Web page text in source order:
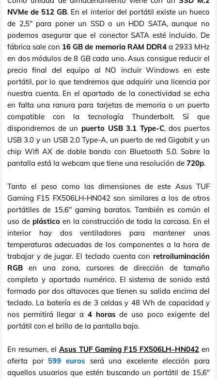
NVMe de 512 GB. En el interior del portátil existe un hueco
de 2,5" para poner un SSD o un HDD SATA, aunque no
podemos asegurar que el conector SATA esté incluido. De
fábrica sale con 16 GB de memoria RAM DDR4a 2933 MHz
en dos módulos de 8 GB cada uno. Asus consigue reducir el
precio final del equipo al NO incluir Windows en este
portátil, por lo que tendremos que adquirir una licencia por
nuestra cuenta. En el apartado de la conectividad se echa
en falta una ranura para tarjetas de memoria o un puerto
compatible con la tecnología Thunderbolt. Sí que
dispondremos de un puerto USB 3.1 Type-C, dos puertos
USB 3.0 y un USB 2.0 Type-A, un puerto de red Gigabit y un
chip Wifi AX de doble bando con Bluetooth 5.0. Sobre la
pantalla está la webcam que tiene una resolución de 720p.
Tanto el peso como las dimensiones de este Asus TUF
Gaming F15 FX506LH-HN042 son similares a los de otros
portátiles de 15,6" gaming baratos. También es común el
uso de plásticoen la construcción de toda la carcasa. En el
interior hay dos ventiladores para mantener unas
temperaturas adecuadas de los componentes a la hora de
trabajar y de jugar. El teclado cuenta con retroiluminación
RGB en una zona, cursores de dirección de tamaño
completo y apartado numérico. El sistema de sonido está
formado por dos altavoces que tienen su salida encima del
teclado. La batería es de 3 celdas y 48 Wh de capacidad y
nos permitirá llegar a 4 horas de uso poco exigente del
portátil con el brillo de la pantalla bajo.
En resumen, el Asus TUF Gaming F15 FX506LH-HN042 en
oferta por 599 euros será una excelente elección para
aquellos usuarios que estén buscando un portátil de 15,6"